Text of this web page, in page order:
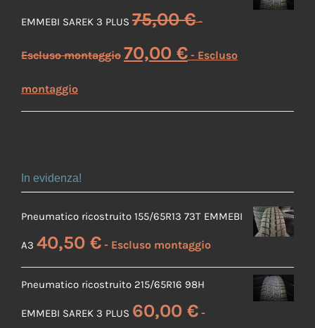
EMMEBI SAREK 3 PLUS 75,00€
70,00 €
In evidenza!
Pneumatico ricostruito 155/65R13 73T EMMEBI
A3 40,50 €
Pneumatico ricostruito 215/65R16 98H
EMMEBI SAREK 3 PLUS 60,00 €